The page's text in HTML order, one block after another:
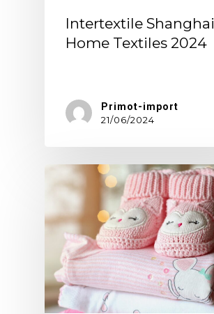
Intertextile Shanghai
Home Textiles 2024
Primot-import
21/06/2024